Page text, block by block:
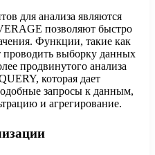
для анализа являются
позволяют быстро
Функции, такие как
выборку данных
продвинутого анализа
которая дает
запросы к данным,
и агрегирование.